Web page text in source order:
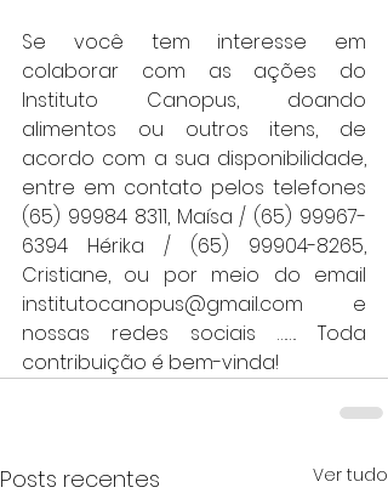
Se você tem interesse em
colaborar com as ações do
Instituto Canopus, doando
alimentos ou outros itens, de
acordo com a sua disponibilidade,
entre em contato pelos telefones
(65) 99984 8311, Maísa / (65) 99967-
6394 Hérika / (65) 99904-8265,
Cristiane, ou por meio do email
institutocanopus@gmail.com e
nossas redes sociais ……. Toda
contribuição é bem-vinda!
Posts recentes Ver tudo